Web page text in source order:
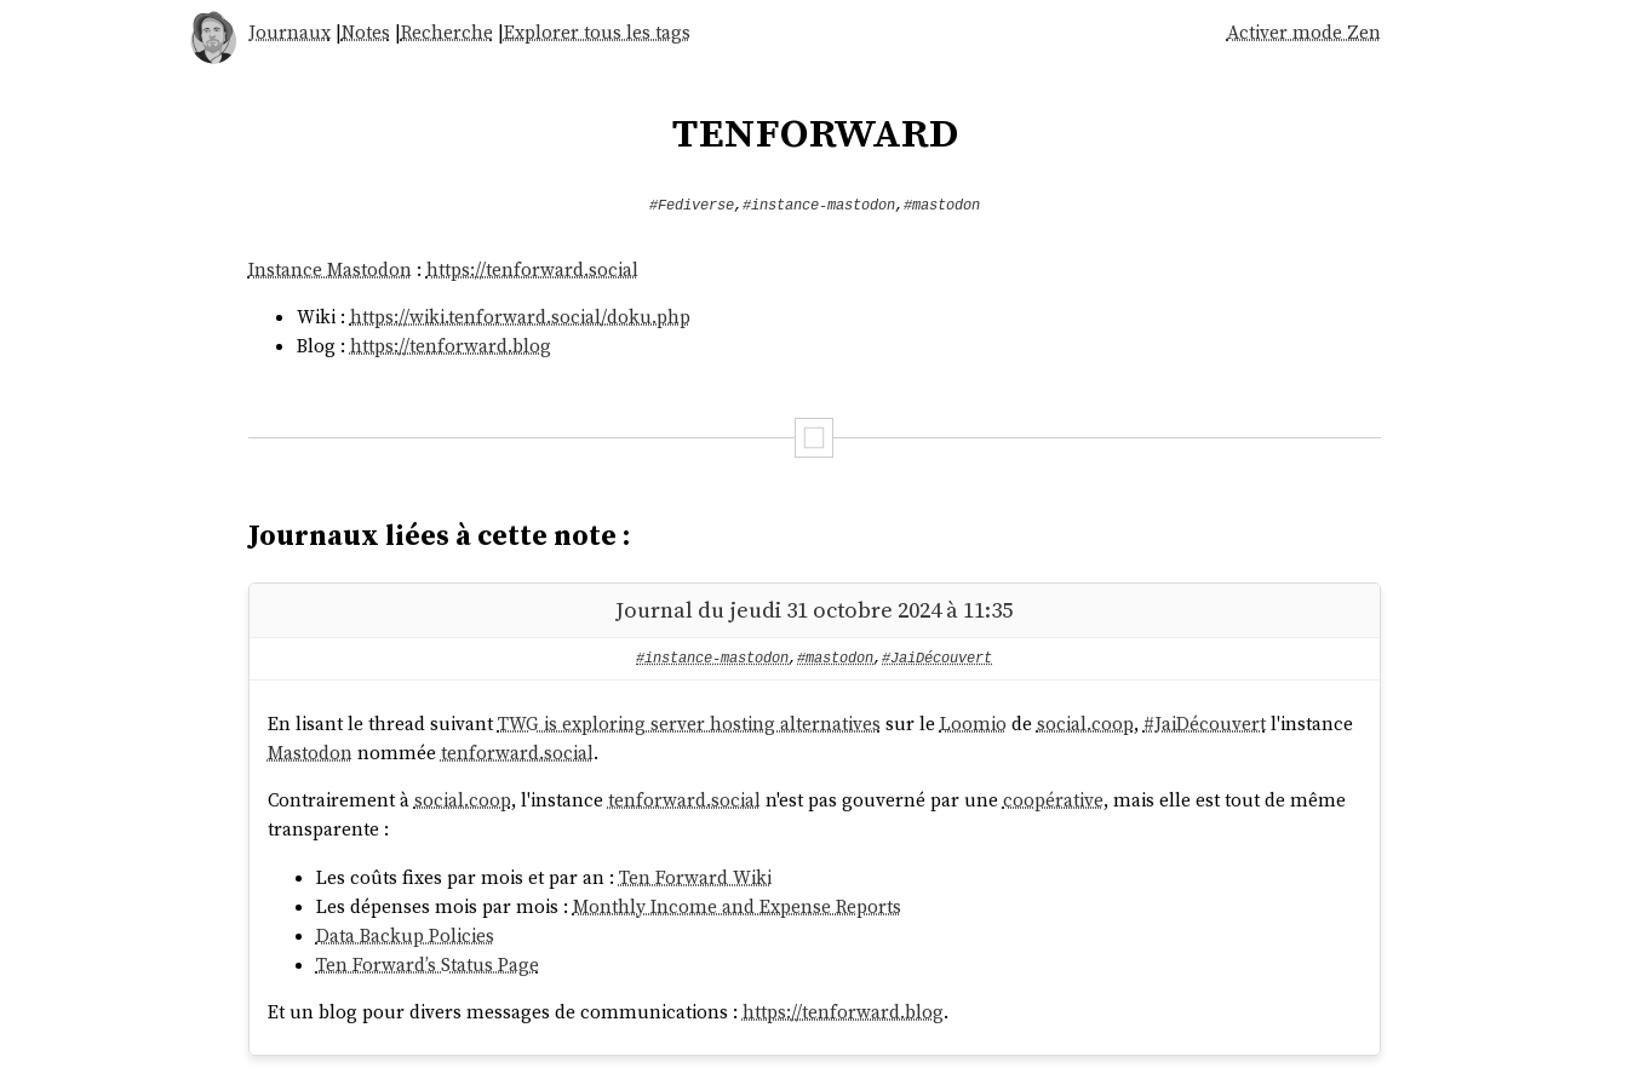
Journaux|Notes |Recherche |Explorer tous les tags Activer mode Zen
tenforward
#Fediverse, #instance-mastodon, #mastodon
Instance Mastodon: https://tenforward.social
Wiki :https://wiki.tenforward.social/doku.php
Blog :https://tenforward.blog
Journaux liées à cette note :
Journal du jeudi 31 octobre 2024 à 11:35
#instance-mastodon, #mastodon, #JaiDécouvert
En lisant le thread suivantTWG is exploring server hosting alternatives sur le Loomio de social.coop, #JaiDécouvertl'instance
Mastodonnommée tenforward.social.
Contrairement àsocial.coop, l'instance tenforward.socialn'est pas gouverné par une coopérative, mais elle est tout de même
transparente :
Les coûts fixes par mois et par an : Ten Forward Wiki
Les dépenses mois par mois : Monthly Income and Expense Reports
Data Backup Policies
Ten Forward’s Status Page
Et un blog pour divers messages de communications : https://tenforward.blog.